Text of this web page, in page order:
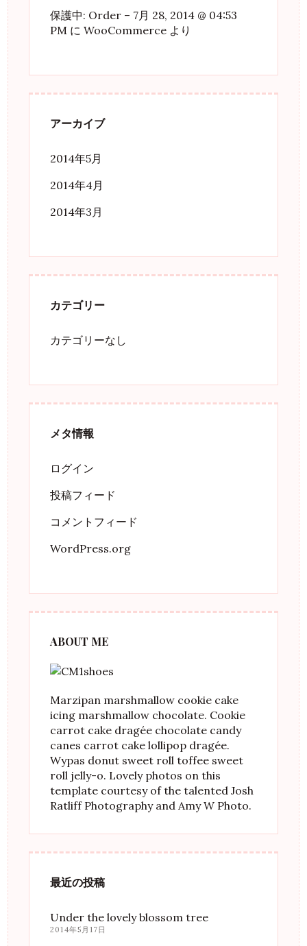
保護中: Order – 7月 28, 2014 @ 04:53
PM にWooCommerce より
アーカイブ
2014年5月
2014年4月
2014年3月
カテゴリー
カテゴリーなし
メタ情報
ログイン
投稿フィード
コメントフィード
WordPress.org
ABOUT ME
Marzipan marshmallow cookie cake
icing marshmallow chocolate. Cookie
carrot cake dragée chocolate candy
canes carrot cake lollipop dragée.
Wypas donut sweet roll toffee sweet
roll jelly-o. Lovely photos on this
template courtesy of the talented Josh
Ratliff Photography and Amy W Photo.
最近の投稿
Under the lovely blossom tree
2014年5月17日